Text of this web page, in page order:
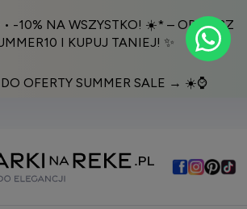
-10% NA WSZYSTKO! ☀️* – ODBIERZ
I KUPUJ TANIEJ! ✨
OFERTY SUMMER SALE → ☀️⌚️